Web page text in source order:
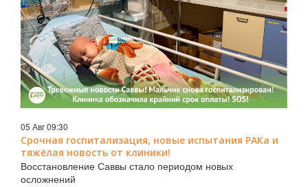
05 Авг 09:30
Срочная госпитализация, новые испытания РАКа и
тяжёлая новость от клиники!
Восстановление Саввы стало периодом новых
осложнений